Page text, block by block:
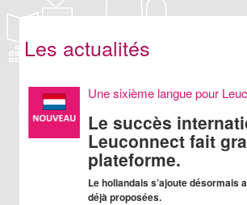
Les actualités
Une sixième langue pour
Le succès
Leuconnect fait
plateforme.
Le hollandais s’ajoute désormais
déjà proposées.